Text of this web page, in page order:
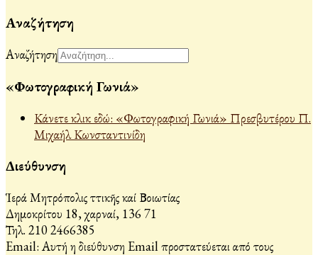
Αναζήτηση
Αναζήτηση
«Φωτογραφική Γωνιά»
Κάνετε κλικ εδώ: «Φωτογραφική Γωνιά» Πρεσβυτέρου Π.
Μιχαήλ Κωνσταντινίδη
Διεύθυνση
Ἱερά Μητρόπολις Ἀττικῆς καί Βοιωτίας
Δημοκρίτου 18, Ἀχαρναί, 136 71
Τηλ. 210 2466385
Email: Αυτή η διεύθυνση Email προστατεύεται από τους